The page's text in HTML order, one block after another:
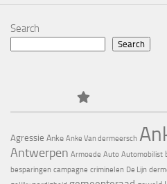
Search
Search
Agressie Anke Anke Van dermeersch
Antwerpen Armoede Auto Automobilist
besparingen campagne criminelen De Lijn